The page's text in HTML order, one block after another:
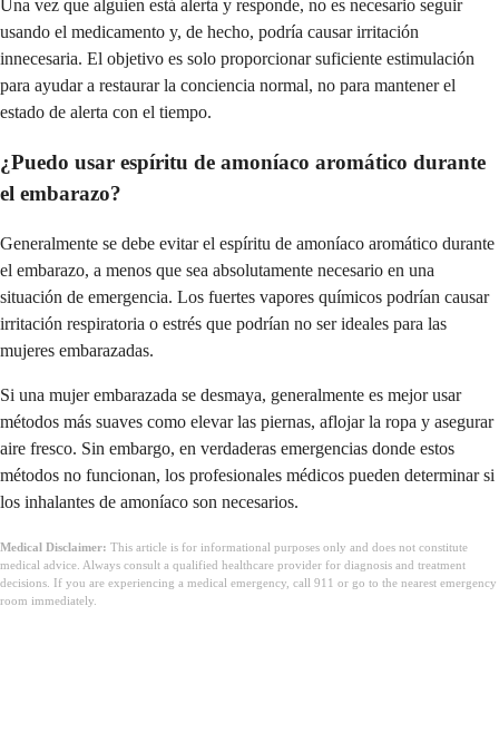
Una vez que alguien está alerta y responde, no es necesario seguir
usando el medicamento y, de hecho, podría causar irritación
innecesaria. El objetivo es solo proporcionar suficiente estimulación
para ayudar a restaurar la conciencia normal, no para mantener el
estado de alerta con el tiempo.
¿Puedo usar espíritu de amoníaco aromático durante
el embarazo?
Generalmente se debe evitar el espíritu de amoníaco aromático durante
el embarazo, a menos que sea absolutamente necesario en una
situación de emergencia. Los fuertes vapores químicos podrían causar
irritación respiratoria o estrés que podrían no ser ideales para las
mujeres embarazadas.
Si una mujer embarazada se desmaya, generalmente es mejor usar
métodos más suaves como elevar las piernas, aflojar la ropa y asegurar
aire fresco. Sin embargo, en verdaderas emergencias donde estos
métodos no funcionan, los profesionales médicos pueden determinar si
los inhalantes de amoníaco son necesarios.
Medical Disclaimer: This article is for informational purposes only and does not constitute
medical advice. Always consult a qualified healthcare provider for diagnosis and treatment
decisions. If you are experiencing a medical emergency, call 911 or go to the nearest emergency
room immediately.